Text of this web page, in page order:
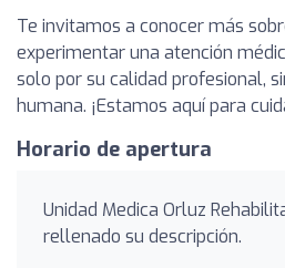
Te invitamos a conocer más
experimentar una atención
solo por su calidad profesional,
humana. ¡Estamos aquí para
Horario de apertura
Unidad Medica Orluz
rellenado su descripción.